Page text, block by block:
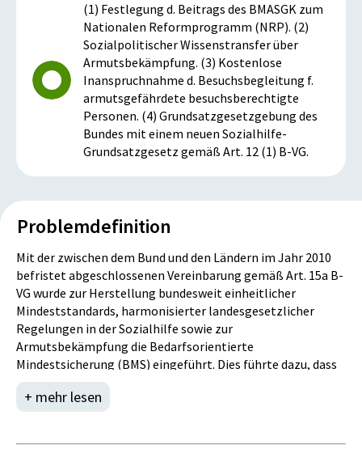
(1) Festlegung d. Beitrags des BMASGK zum
Nationalen Reformprogramm (NRP). (2)
Sozialpolitischer Wissenstransfer über
Armutsbekämpfung. (3) Kostenlose
Inanspruchnahme d. Besuchsbegleitung f.
armutsgefährdete besuchsberechtigte
Personen. (4) Grundsatzgesetzgebung des
Bundes mit einem neuen Sozialhilfe-
Grundsatzgesetz gemäß Art. 12 (1) B-VG.
Problemdefinition
Mit der zwischen dem Bund und den Ländern im Jahr 2010
befristet abgeschlossenen Vereinbarung gemäß Art. 15a B-
VG wurde zur Herstellung bundesweit einheitlicher
Mindeststandards, harmonisierter landesgesetzlicher
Regelungen in der Sozialhilfe sowie zur
Armutsbekämpfung die Bedarfsorientierte
Mindestsicherung (BMS) eingeführt. Dies führte dazu, dass
die Länder nach den Vorgaben in der Vereinbarung
Landesgesetze erließen.
landesspezifischer Besonderheiten im Bereich der
+ mehr lesen